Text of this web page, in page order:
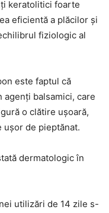
keratolitici foarte
eficientă a plăcilor şi
fiziologic al
este faptul că
agenţi balsamici, care
o clătire uşoară,
de pieptănat.
dermatologic în
utilizări de 14 zile s-